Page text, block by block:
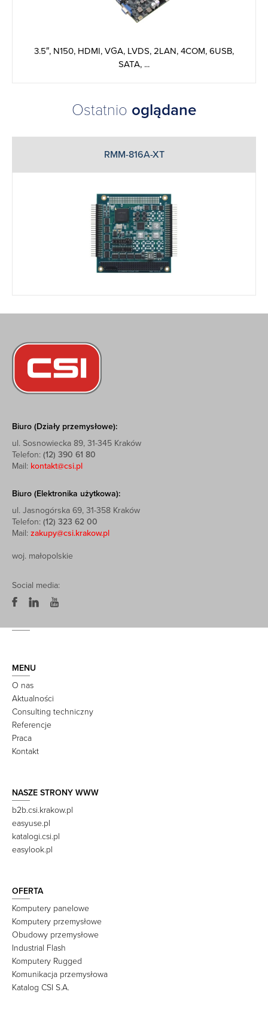
3.5″, N150, HDMI, VGA, LVDS, 2LAN, 4COM, 6USB,
SATA, ...
Ostatnio oglądane
RMM-816A-XT
Biuro (Działy przemysłowe):
ul. Sosnowiecka 89, 31-345 Kraków
Telefon: (12) 390 61 80
Mail: kontakt@csi.pl
Biuro (Elektronika użytkowa):
ul. Jasnogórska 69, 31-358 Kraków
Telefon: (12) 323 62 00
Mail: zakupy@csi.krakow.pl
woj. małopolskie
Social media:
MENU
O nas
Aktualności
Consulting techniczny
Referencje
Praca
Kontakt
NASZE STRONY WWW
b2b.csi.krakow.pl
easyuse.pl
katalogi.csi.pl
easylook.pl
OFERTA
Komputery panelowe
Komputery przemysłowe
Obudowy przemysłowe
Industrial Flash
Komputery Rugged
Komunikacja przemysłowa
Katalog CSI S.A.